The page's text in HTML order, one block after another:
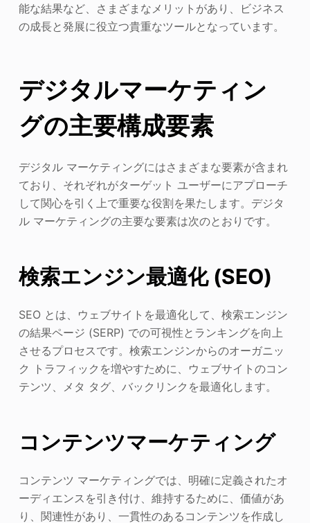
能な結果など、さまざまなメリットがあり、ビジネス
の成長と発展に役立つ貴重なツールとなっています。
デジタルマーケティン
グの主要構成要素
デジタル マーケティングにはさまざまな要素が含まれ
ており、それぞれがターゲット ユーザーにアプローチ
して関心を引く上で重要な役割を果たします。デジタ
ル マーケティングの主要な要素は次のとおりです。
検索エンジン最適化 (SEO)
SEO とは、ウェブサイトを最適化して、検索エンジン
の結果ページ (SERP) での可視性とランキングを向上
させるプロセスです。検索エンジンからのオーガニッ
ク トラフィックを増やすために、ウェブサイトのコン
テンツ、メタ タグ、バックリンクを最適化します。
コンテンツマーケティング
コンテンツ マーケティングでは、明確に定義されたオ
ーディエンスを引き付け、維持するために、価値があ
り、関連性があり、一貫性のあるコンテンツを作成し